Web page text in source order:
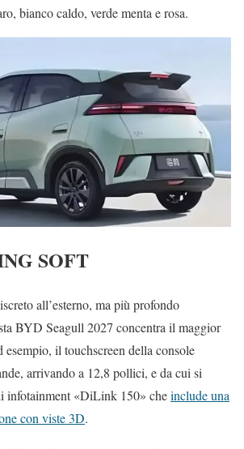
bianco caldo, verde menta e rosa.
SOFT
all’esterno, ma più profondo
BYD Seagull 2027 concentra il maggior
il touchscreen della console
arrivando a 12,8 pollici, e da cui si
infotainment «DiLink 150» cheinclude una
con viste 3D.